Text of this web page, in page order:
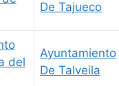
De Tajueco
del
Ayuntamiento
De Talveila